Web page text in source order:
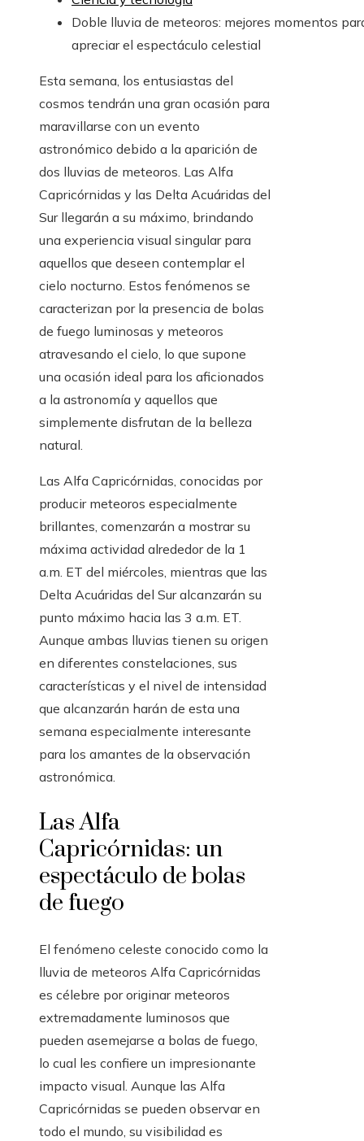
Doble lluvia de meteoros: mejores momentos
apreciar el espectáculo celestial
Esta semana, los entusiastas del
cosmos tendrán una gran ocasión para
maravillarse con un evento
astronómico debido a la aparición de
dos lluvias de meteoros. Las Alfa
Capricórnidas y las Delta Acuáridas del
Sur llegarán a su máximo, brindando
una experiencia visual singular para
aquellos que deseen contemplar el
cielo nocturno. Estos fenómenos se
caracterizan por la presencia de bolas
de fuego luminosas y meteoros
atravesando el cielo, lo que supone
una ocasión ideal para los aficionados
a la astronomía y aquellos que
simplemente disfrutan de la belleza
natural.
Las Alfa Capricórnidas, conocidas por
producir meteoros especialmente
brillantes, comenzarán a mostrar su
máxima actividad alrededor de la 1
a.m. ET del miércoles, mientras que las
Delta Acuáridas del Sur alcanzarán su
punto máximo hacia las 3 a.m. ET.
Aunque ambas lluvias tienen su origen
en diferentes constelaciones, sus
características y el nivel de intensidad
que alcanzarán harán de esta una
semana especialmente interesante
para los amantes de la observación
astronómica.
Las Alfa
Capricórnidas: un
espectáculo de bolas
de fuego
El fenómeno celeste conocido como la
lluvia de meteoros Alfa Capricórnidas
es célebre por originar meteoros
extremadamente luminosos que
pueden asemejarse a bolas de fuego,
lo cual les confiere un impresionante
impacto visual. Aunque las Alfa
Capricórnidas se pueden observar en
todo el mundo, su visibilidad es